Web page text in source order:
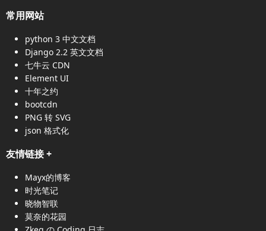
常用网站
python 3 中文文档
Django 2.2 英文文档
七牛云 CDN
Element UI
十年之约
bootcdn
PNG 转 SVG
json 格式化
友情链接+
Mayx的博客
时光笔记
晓物智联
莫奈的花园